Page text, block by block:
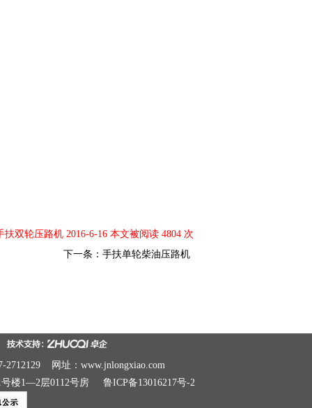
双轮压路机 2016-6-16 本文被阅读 4804 次
下一条： 手扶单轮柴油压路机
2712129 网址： www.jnlongxiao.com
号楼1—2层0112号房 鲁ICP备13016217号-2